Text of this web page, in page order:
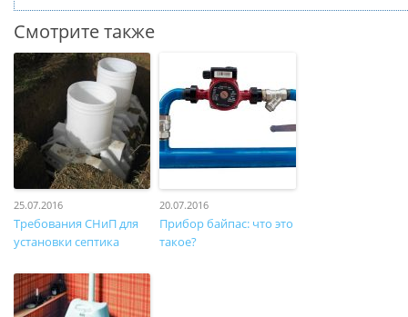
Смотрите также
25.07.2016
Требования СНиП для
установки септика
20.07.2016
Прибор байпас: что это
такое?